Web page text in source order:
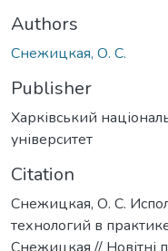
Authors
Снежицкая, О. С.
Publisher
Харківський
університет
Citation
Снежицкая, О. С.
технологий в